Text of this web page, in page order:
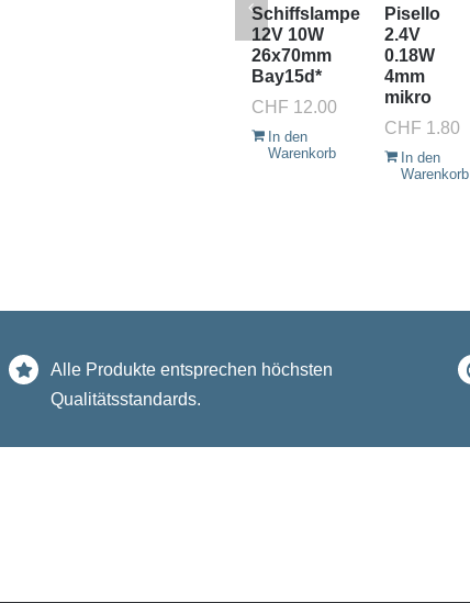
Schiffslampe
12V 10W
26x70mm
Bay15d*
CHF 12.00
In den
Warenkorb
Pisello
2.4V
0.18W
4mm
mikro
CHF 1.80
In den
Warenkorb
Alle Produkte entsprechen höchsten
Qualitätsstandards.